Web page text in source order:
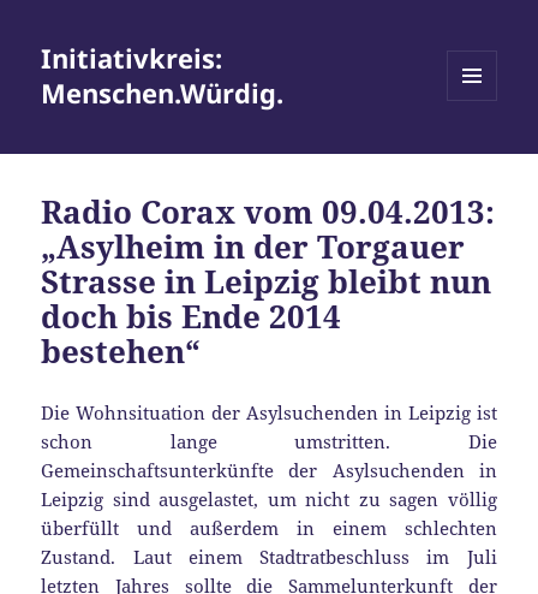
Initiativkreis:
Menschen.Würdig.
WIDGETS
Radio Corax vom 09.04.2013:
„Asylheim in der Torgauer
Strasse in Leipzig bleibt nun
doch bis Ende 2014
bestehen“
Die Wohnsituation der Asylsuchenden in Leipzig ist
schon lange umstritten. Die
Gemeinschaftsunterkünfte der Asylsuchenden in
Leipzig sind ausgelastet, um nicht zu sagen völlig
überfüllt und außerdem in einem schlechten
Zustand. Laut einem Stadtratbeschluss im Juli
letzten Jahres sollte die Sammelunterkunft der